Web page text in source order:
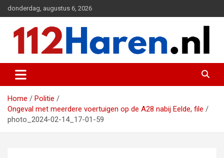
naar
inhoud
donderdag, augustus 6, 2026
112 Haren.nl
Home
Politie
Ongeval met meerdere voertuigen op de A28 nabij Eelde, file
photo_2024-02-14_17-01-59